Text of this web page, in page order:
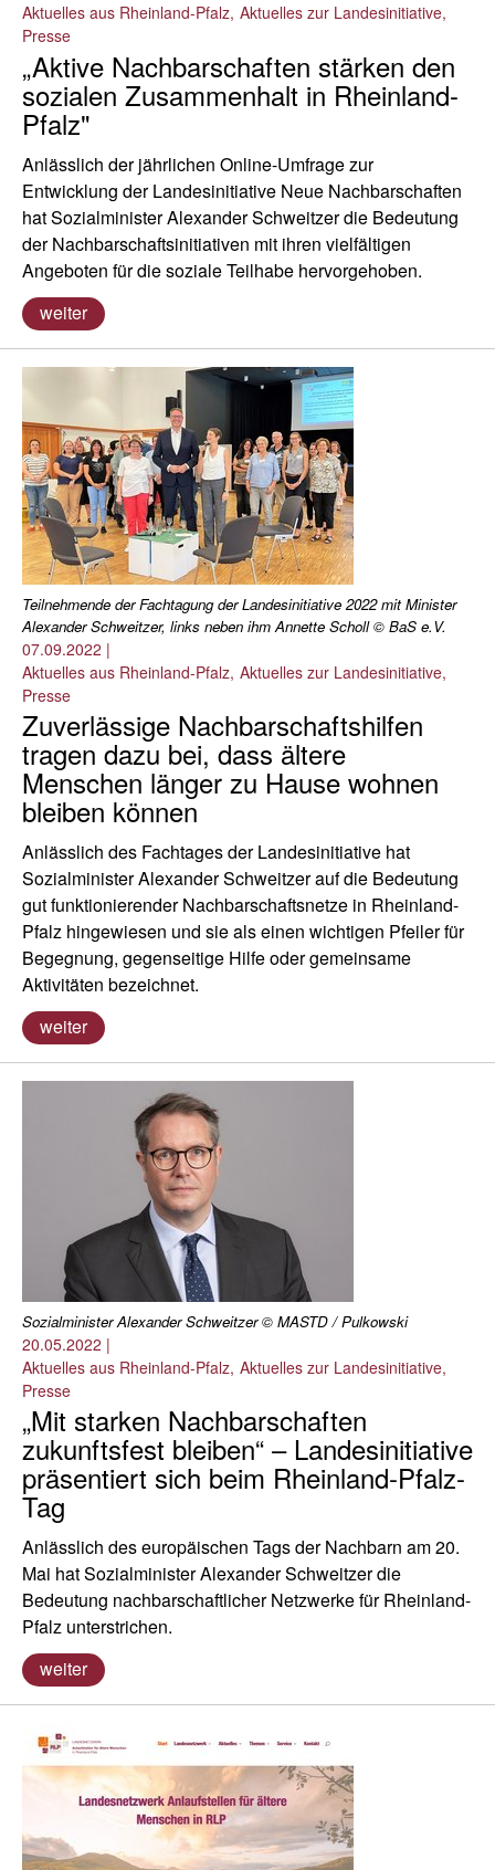
Aktuelles aus Rheinland-Pfalz Aktuelles zur Landesinitiative
Presse
„Aktive Nachbarschaften stärken den
sozialen Zusammenhalt in Rheinland-
Pfalz"
Anlässlich der jährlichen Online-Umfrage zur
Entwicklung der Landesinitiative Neue Nachbarschaften
hat Sozialminister Alexander Schweitzer die Bedeutung
der Nachbarschaftsinitiativen mit ihren vielfältigen
Angeboten für die soziale Teilhabe hervorgehoben.
weiter
Teilnehmende der Fachtagung der Landesinitiative 2022 mit Minister
Alexander Schweitzer, links neben ihm Annette Scholl © BaS e.V.
07.09.2022 |
Aktuelles aus Rheinland-Pfalz Aktuelles zur Landesinitiative
Presse
Zuverlässige Nachbarschaftshilfen
tragen dazu bei, dass ältere
Menschen länger zu Hause wohnen
bleiben können
Anlässlich des Fachtages der Landesinitiative hat
Sozialminister Alexander Schweitzer auf die Bedeutung
gut funktionierender Nachbarschaftsnetze in Rheinland-
Pfalz hingewiesen und sie als einen wichtigen Pfeiler für
Begegnung, gegenseitige Hilfe oder gemeinsame
Aktivitäten bezeichnet.
weiter
Sozialminister Alexander Schweitzer © MASTD / Pulkowski
20.05.2022 |
Aktuelles aus Rheinland-Pfalz Aktuelles zur Landesinitiative
Presse
„Mit starken Nachbarschaften
zukunftsfest bleiben“ – Landesinitiative
präsentiert sich beim Rheinland-Pfalz-
Tag
Anlässlich des europäischen Tags der Nachbarn am 20.
Mai hat Sozialminister Alexander Schweitzer die
Bedeutung nachbarschaftlicher Netzwerke für Rheinland-
Pfalz unterstrichen.
weiter